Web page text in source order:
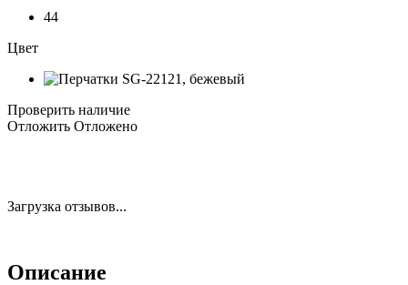
44
Цвет
Проверить наличие
Отложить Отложено
Загрузка отзывов...
Описание